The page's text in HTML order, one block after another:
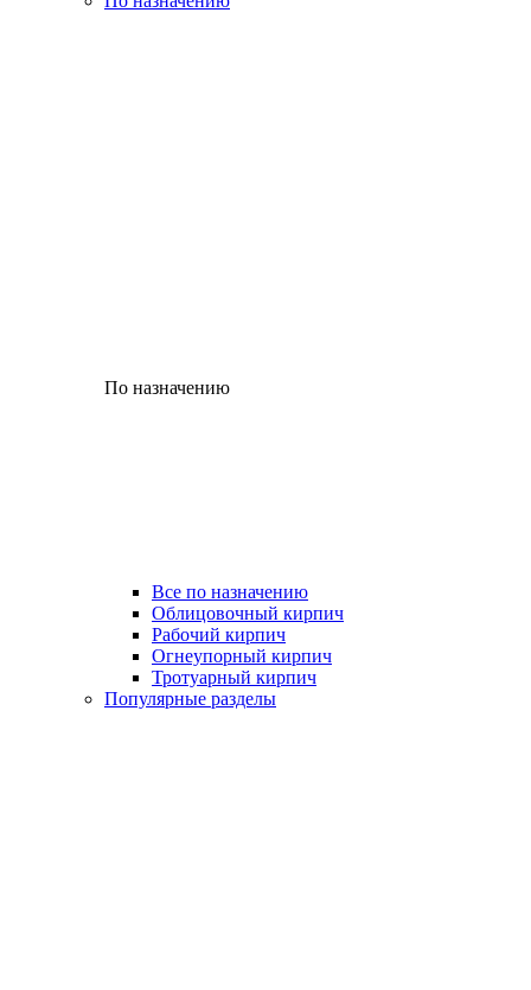
По назначению
Все по назначению
Облицовочный кирпич
Рабочий кирпич
Огнеупорный кирпич
Тротуарный кирпич
Популярные разделы